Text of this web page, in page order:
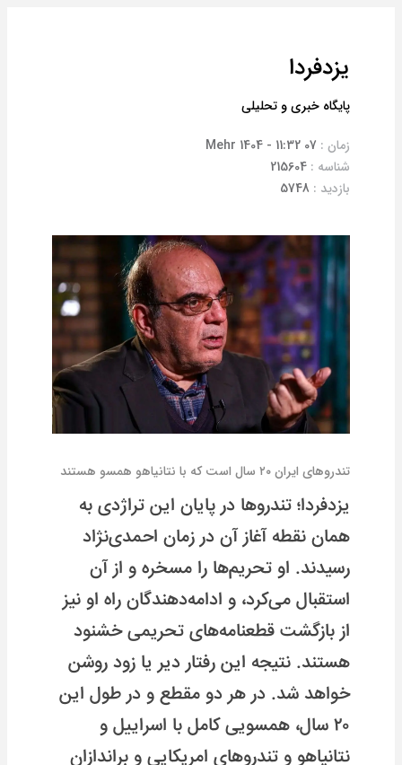
یزدفردا
پایگاه خبری و تحلیلی
زمان : 07 Mehr 1404 - 11:32
شناسه : 215604
بازدید : 5748
تندروهای ایران ۲۰ سال است که با نتانیاهو همسو هستند
یزدفردا؛ تندروها در پایان این تراژدی به
همان نقطه آغاز آن در زمان احمدی‌نژاد
رسیدند. او تحریم‌ها را مسخره و از آن
استقبال می‌کرد، و ادامه‌دهندگان راه او نیز
از بازگشت قطعنامه‌های تحریمی خشنود
هستند. نتیجه این رفتار دیر یا زود روشن
خواهد شد. در هر دو مقطع و در طول این
۲۰ سال، همسویی کامل با اسراییل و
نتانیاهو و تندروهای امریکایی و براندازان